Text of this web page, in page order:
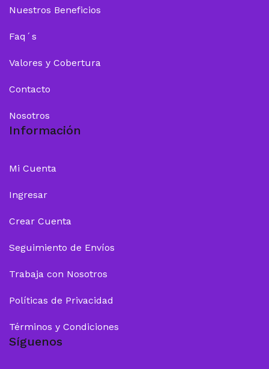
Nuestros Beneficios
Faq´s
Valores y Cobertura
Contacto
Nosotros
Información
Mi Cuenta
Ingresar
Crear Cuenta
Seguimiento de Envíos
Trabaja con Nosotros
Políticas de Privacidad
Términos y Condiciones
Síguenos